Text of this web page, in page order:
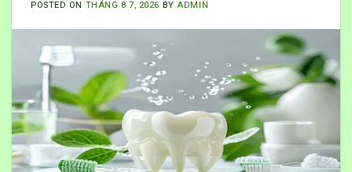
POSTED ON THÁNG 8 7, 2026 BYADMIN